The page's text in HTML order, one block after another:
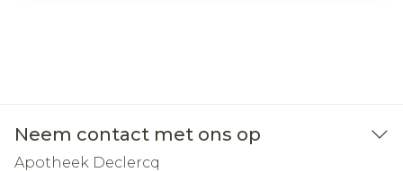
Neem contact met ons op
Apotheek Declercq